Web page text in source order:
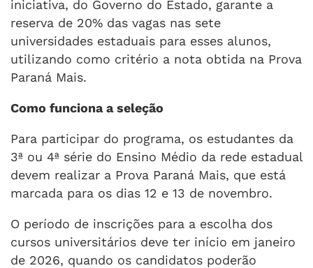
iniciativa, do Governo do Estado, garante a
reserva de 20% das vagas nas sete
universidades estaduais para esses alunos,
utilizando como critério a nota obtida na Prova
Paraná Mais.
Como funciona a seleção
Para participar do programa, os estudantes da
3ª ou 4ª série do Ensino Médio da rede estadual
devem realizar a Prova Paraná Mais, que está
marcada para os dias 12 e 13 de novembro.
O período de inscrições para a escolha dos
cursos universitários deve ter início em janeiro
de 2026, quando os candidatos poderão